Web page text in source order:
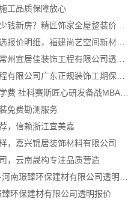
工品质保障放心
广州市区家装装修多少钱新房？精匠饰家全屋整装价格明
全包家庭装修口碑优选报价明细，福建尚艺空间新材料科技报价透明
天宁家庭装修报价，常州宜居佳装饰工程有限公司透明无增项
广东鼎饰空间装饰工程有限公司广东正规装饰工期保障服务
大连mba报考培训班学费 社科赛斯匠心研发备战MBA考研
免费勘测服务
，信赖浙江宜美嘉
，嘉兴锦居装饰材料有限公司
，云南晟构专注品质营造
环保建材有限公司透明报价